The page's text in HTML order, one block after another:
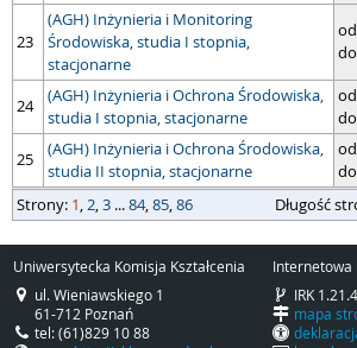
23
(AGH) Inżynieria i Monitoring
Środowiska, studia I stopnia,
stacjonarne
24
(AGH) Inżynieria i Ochrona Środowiska,
studia I stopnia, stacjonarne
25
(AGH) Inżynieria i Ochrona Środowiska,
studia II stopnia, stacjonarne
strony
Strony: 1,2,3 ...84,85,86
długość strony Długość
Uniwersytecka Komisja Kształcenia
ul. Wieniawskiego 1
61-712 Poznań
tel: (61)829 10 88
Internetowa
IRK
mapa